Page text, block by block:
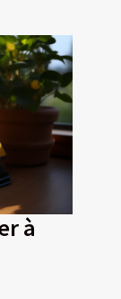
à